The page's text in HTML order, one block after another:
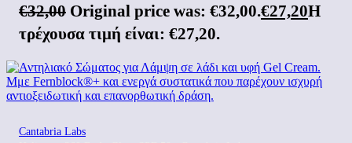
€32,00 Original price was: €32,00.€27,20Η
τρέχουσα τιμή είναι: €27,20.
Cantabria Labs